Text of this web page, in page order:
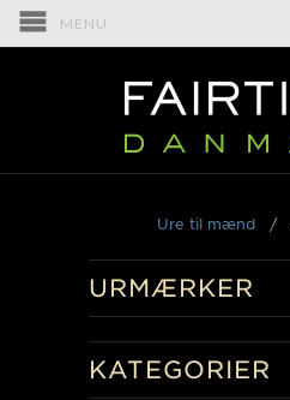
MENU
Ure til mænd/
URMÆRKER
KATEGORIER